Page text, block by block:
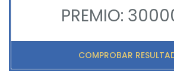
PREMIO:
COMPROBAR